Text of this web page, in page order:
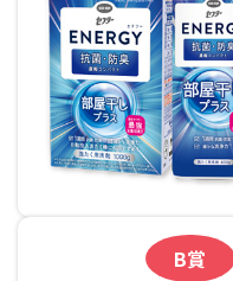
B賞